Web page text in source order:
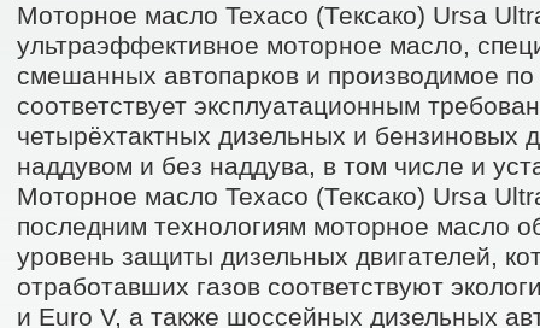
Моторное масло Texaco (Тексако) Ursa
ультраэффективное моторное масло,
смешанных автопарков и производимое
соответствует эксплуатационным
четырёхтактных дизельных и бензиновых
наддувом и без наддува, в том числе и
Моторное масло Texaco (Тексако) Ursa
последним технологиям моторное масло
уровень защиты дизельных двигателей,
отработавших газов соответствуют
и Euro V, а также шоссейных дизельных